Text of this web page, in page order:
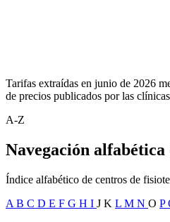
Tarifas extraídas en junio de 2026
de precios publicados por las
A-Z
Navegación alfabética
Índice alfabético de centros de
A B C D E F G H I J K L M N O P